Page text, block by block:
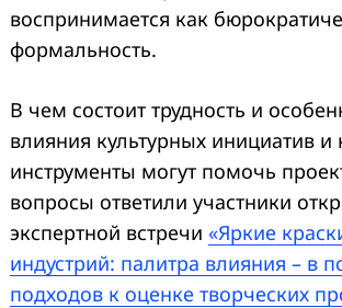
воспринимается как
формальность.
В чем состоит трудность и
влияния культурных инициатив и
инструменты могут помочь
вопросы ответили участники
экспертной встречи «Яркие
индустрий: палитра влияния – в
подходов к оценке творческих